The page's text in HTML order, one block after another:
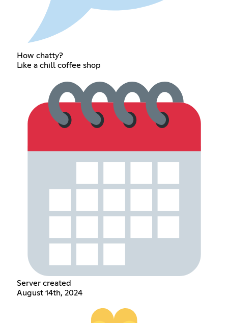
How chatty?
Like a chill coffee shop
Server created
August 14th, 2024